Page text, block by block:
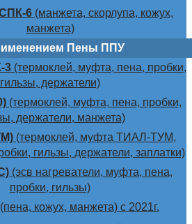
6(манжета, скорлупа, кожух,
манжета)
Пены ППУ
3 (термоклей, муфта, пена, пробки,
гильзы, держатели)
(термоклей, муфта, пена, пробки,
держатели, манжета)
(термоклей, муфта ТИАЛ-ТУМ,
гильзы, держатели, заплатки)
(эсв нагреватели, муфта, пена,
пробки, гильзы)
кожух, манжета) с 2021г.